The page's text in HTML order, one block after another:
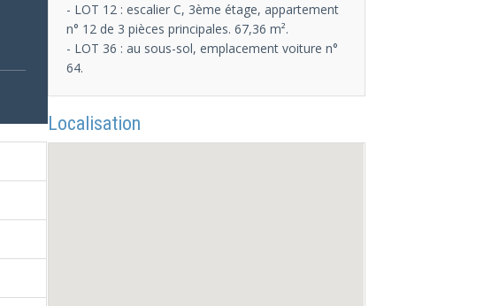
- LOT 12 : escalier C, 3ème étage, appartement
n° 12 de 3 pièces principales. 67,36 m².
- LOT 36 : au sous-sol, emplacement voiture n°
64.
Localisation